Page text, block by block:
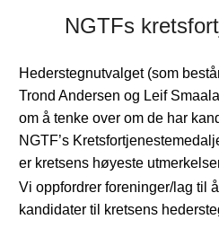
NGTFs
Hederstegnutvalget (som
Trond Andersen og Leif
om å tenke over om de har
NGTF’s
er kretsens høyeste
Vi oppfordrer foreninger/lag til
kandidater til kretsens